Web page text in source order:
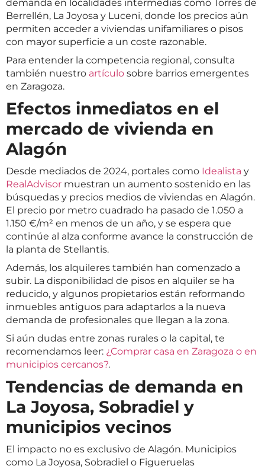
demanda en localidades intermedias como Torres de
Berrellén, La Joyosa y Luceni, donde los precios aún
permiten acceder a viviendas unifamiliares o pisos
con mayor superficie a un coste razonable.
Para entender la competencia regional, consulta
también nuestro artículo sobre barrios emergentes
en Zaragoza.
Efectos inmediatos en el
mercado de vivienda en
Alagón
Desde mediados de 2024, portales como Idealista y
RealAdvisor muestran un aumento sostenido en las
búsquedas y precios medios de viviendas en Alagón.
El precio por metro cuadrado ha pasado de 1.050 a
1.150 €/m² en menos de un año, y se espera que
continúe al alza conforme avance la construcción de
la planta de Stellantis.
Además, los alquileres también han comenzado a
subir. La disponibilidad de pisos en alquiler se ha
reducido, y algunos propietarios están reformando
inmuebles antiguos para adaptarlos a la nueva
demanda de profesionales que llegan a la zona.
Si aún dudas entre zonas rurales o la capital, te
recomendamos leer: ¿Comprar casa en Zaragoza o en
municipios cercanos?.
Tendencias de demanda en
La Joyosa, Sobradiel y
municipios vecinos
El impacto no es exclusivo de Alagón. Municipios
como La Joyosa, Sobradiel o Figueruelas